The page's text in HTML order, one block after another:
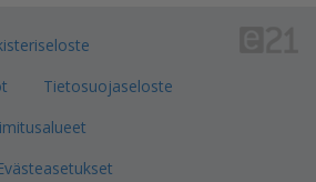
Tietosuojaseloste